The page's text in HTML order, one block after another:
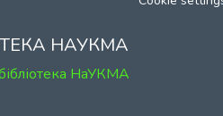
НАУКМА
НаУКМА